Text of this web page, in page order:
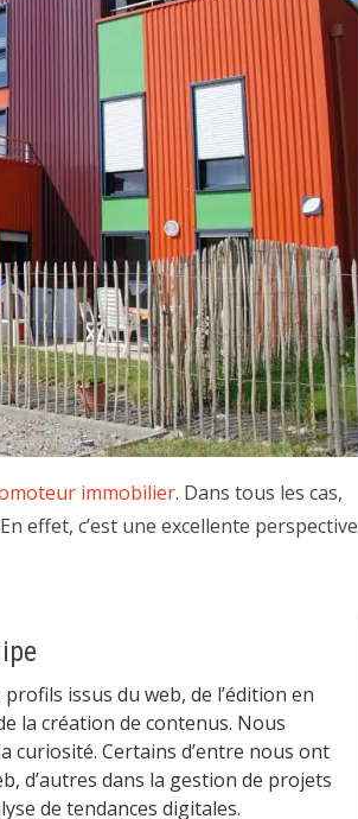
immobilier. Dans tous les cas,
effet, c’est une excellente perspective
profils issus du web, de l’édition en
la création de contenus. Nous
curiosité. Certains d’entre nous ont
d’autres dans la gestion de projets
de tendances digitales.